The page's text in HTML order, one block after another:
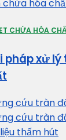
chứa hóa
CHỨA HÓA
pháp xử
cứu tràn
cứu tràn
thấm hút